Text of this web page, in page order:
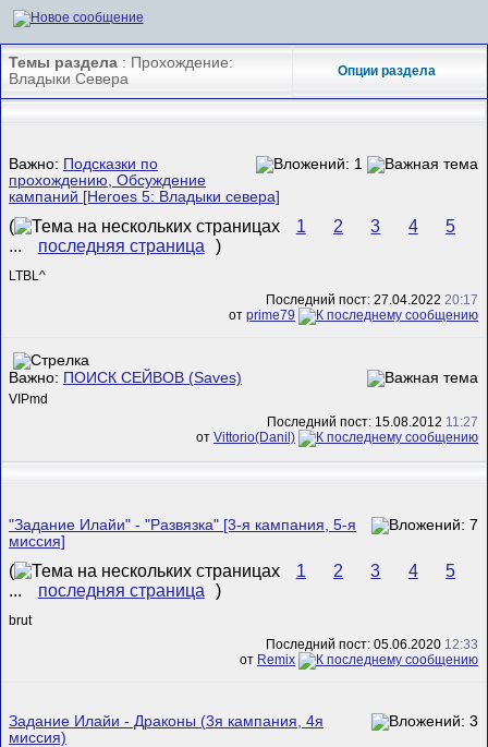
Темы раздела : Прохождение:
Владыки Севера
Опции раздела
Важно: Подсказки по
прохождению, Обсуждение
кампаний [Heroes 5: Владыки севера]
( 1 2 3 4
5
...
последняя страница )
LTBL^
Последний пост: 27.04.2022 20:17
от prime79
Важно: ПОИСК СЕЙВОВ (Saves)
VIPmd
Последний пост: 15.08.2012 11:27
от Vittorio(Danil)
"Задание Илайи" - "Развязка" [3-я кампания, 5-я
миссия]
( 1 2 3 4
5
...
последняя страница )
brut
Последний пост: 05.06.2020 12:33
от Remix
Задание Илайи - Драконы (3я кампания, 4я
миссия)